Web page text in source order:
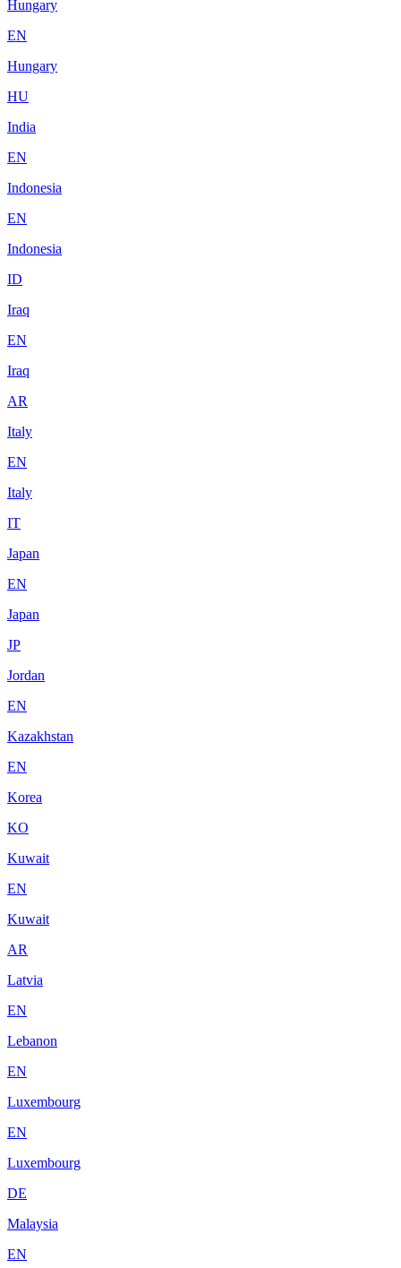
Hungary
EN
Hungary
HU
India
EN
Indonesia
EN
Indonesia
ID
Iraq
EN
Iraq
AR
Italy
EN
Italy
IT
Japan
EN
Japan
JP
Jordan
EN
Kazakhstan
EN
Korea
KO
Kuwait
EN
Kuwait
AR
Latvia
EN
Lebanon
EN
Luxembourg
EN
Luxembourg
DE
Malaysia
EN